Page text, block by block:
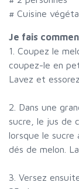
# Cuisine
Je fais
1. Coupez le
coupez-le en
Lavez et
2. Dans une
sucre, le jus de
lorsque le sucre
dés de melon.
3. Versez